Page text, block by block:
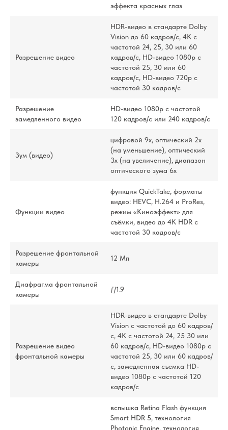
эффекта красных глаз
Разрешение видео
HDR‑видео в стандарте Dolby
Vision до 60 кадров/ с, 4K с
частотой 24, 25, 30 или 60
кадров/ с, HD-видео 1080p с
частотой 25, 30 или 60
кадров/ с, HD-видео 720p с
частотой 30 кадров/ с
Разрешение
замедленного видео
HD-видео 1080р c частотой
120 кадров/ с или 240 кадров/ с
Зум (видео)
цифровой 9х, оптический 2x
(на уменьшение), оптический
3x (на увеличение), диапазон
оптического зума 6x
Функции видео
функция QuickTake, форматы
видео: HEVC, H.264 и ProRes,
режим «Киноэффект» для
съёмки, видео до 4K HDR с
частотой 30 кадров/с
Разрешение фронтальной
камеры
12 Мп
Диафрагма фронтальной
камеры
ƒ/1.9
Разрешение видео
фронтальной камеры
HDR‑видео в стандарте Dolby
Vision с частотой до 60 кадров/
с, 4K с частотой 24, 25 30 или
60 кадров/с, HD-видео 1080p с
частотой 25, 30 или 60 кадров/
с, замедленная съемка HD-
видео 1080p с частотой 120
кадров/с
вспышка Retina Flash функция
Smart HDR 5, технология
Photonic Engine, технология